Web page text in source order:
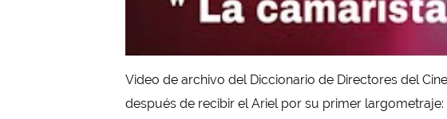
Video de archivo del Diccionario de Directores del
después de recibir el Ariel por su primer largometraje: